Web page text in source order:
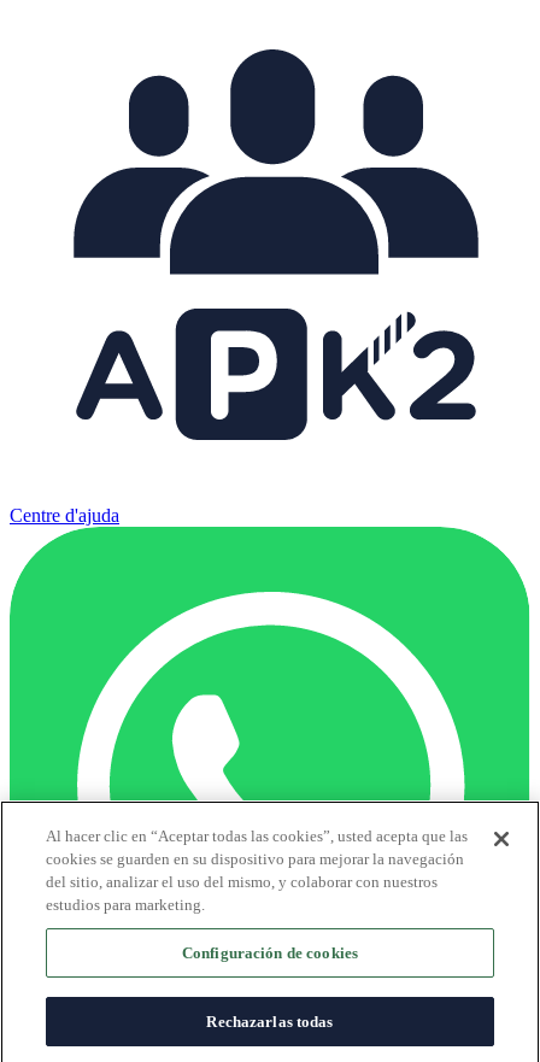
Centre d'ajuda
Al hacer clic en “Aceptar todas las cookies”, usted acepta que las
cookies se guarden en su dispositivo para mejorar la navegación
del sitio, analizar el uso del mismo, y colaborar con nuestros
estudios para marketing.
Configuración de cookies
Rechazarlas todas